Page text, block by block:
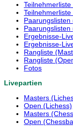
Teilnehmerliste
Paarungslisten
Paarungslisten
Ergebnisse-
Ergebnisse-
Rangliste
Rangliste
Fotos
Livepartien
Masters
Open (Lichess)
Masters
Open